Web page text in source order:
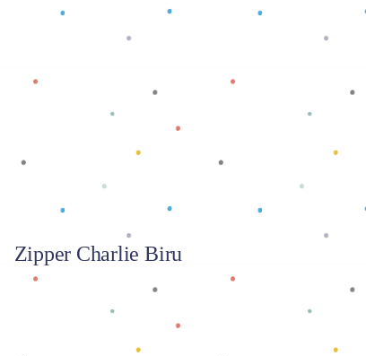
Zipper Charlie Biru